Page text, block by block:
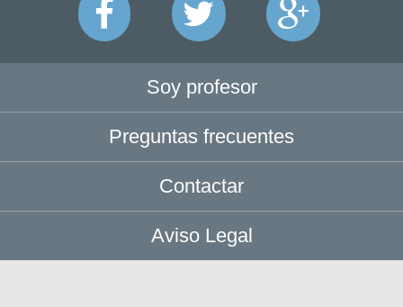
Soy profesor
Preguntas frecuentes
Contactar
Aviso Legal